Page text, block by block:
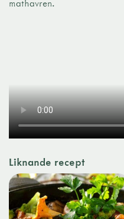
mathavren.
Liknande recept